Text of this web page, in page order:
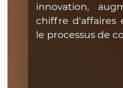
innovation,
chiffre d'affaires
le processus de